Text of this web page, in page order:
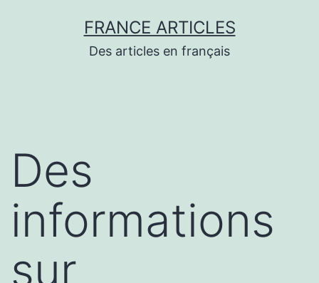
FRANCE ARTICLES
Des articles en français
Des
informations
sur